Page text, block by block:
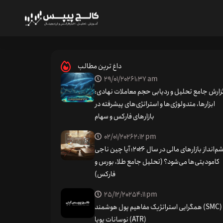
عملکرد بیت کوین و اتریوم در ماه جولای
داغ ترین مطالب
29/01/20261:37 am
جامع تحلیل و ردیابی حجم معاملات نهادی:
ابزارها، متدولوژی‌ها و استراتژی‌های پیشرفته در
بازارهای فارکس و سهام
02/01/20262:12 pm
چشم‌انداز بازارهای مالی در سال ۲۰۲۶؛ آیا چین ناجی
کامودیتی‌ها می‌شود؟ (تحلیل جامع طلا، بورس و
فارکس)
25/12/20254:11 pm
همگرایی استراتژیک مفاهیم پول هوشمند (SMC) و
نوسانات پویا (ATR)